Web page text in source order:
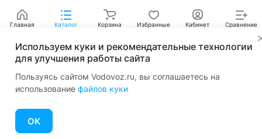
Главная Каталог Корзина Избранные Кабинет Сравнение
Используем куки и рекомендательные технологии
для улучшения работы сайта
Пользуясь сайтом Vodovoz.ru, вы соглашаетесь на
использование файлов куки
ОК